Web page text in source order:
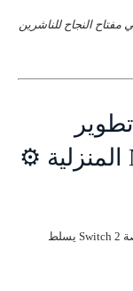
مفتاح النجاح للناشرين
الألعاب لمنصات Nintendo المنزلية ⚙️
توقف تطوير عنوان قوي مثل Borderlands 4 على منصة Switch 2 يسلط